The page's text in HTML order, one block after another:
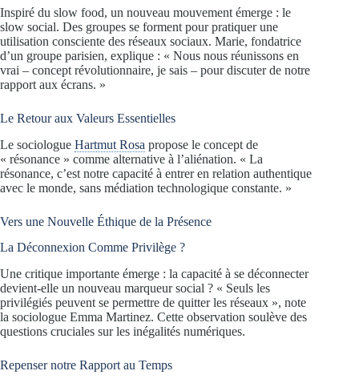
Inspiré du slow food, un nouveau mouvement émerge : le
slow social. Des groupes se forment pour pratiquer une
utilisation consciente des réseaux sociaux. Marie, fondatrice
d’un groupe parisien, explique : « Nous nous réunissons en
vrai – concept révolutionnaire, je sais – pour discuter de notre
rapport aux écrans. »
Le Retour aux Valeurs Essentielles
Le sociologue Hartmut Rosa propose le concept de
« résonance » comme alternative à l’aliénation. « La
résonance, c’est notre capacité à entrer en relation authentique
avec le monde, sans médiation technologique constante. »
Vers une Nouvelle Éthique de la Présence
La Déconnexion Comme Privilège ?
Une critique importante émerge : la capacité à se déconnecter
devient-elle un nouveau marqueur social ? « Seuls les
privilégiés peuvent se permettre de quitter les réseaux », note
la sociologue Emma Martinez. Cette observation soulève des
questions cruciales sur les inégalités numériques.
Repenser notre Rapport au Temps